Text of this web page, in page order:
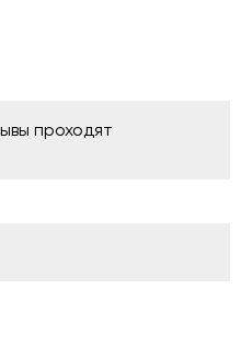
проходят